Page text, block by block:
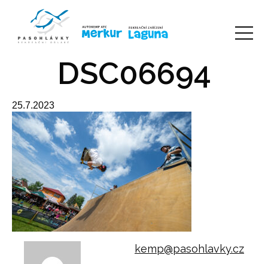
DSC06694
25.7.2023
kemp@pasohlavky.cz